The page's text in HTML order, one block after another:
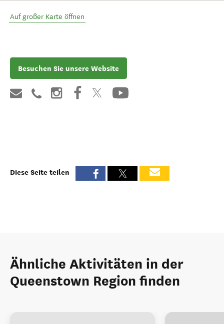
Auf großer Karte öffnen
Besuchen Sie unsere Website
Diese Seite teilen
Ähnliche Aktivitäten in der
Queenstown Region finden